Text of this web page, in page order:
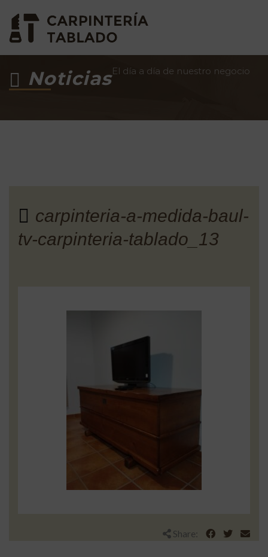
NoticiasEl día a día de nuestro negocio
carpinteria-a-medida-baul-
tv-carpinteria-tablado_13
Share: